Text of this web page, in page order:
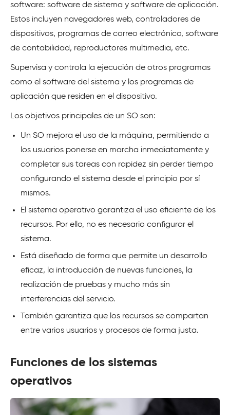
software: software de sistema y software de aplicación.
Estos incluyen navegadores web, controladores de
dispositivos, programas de correo electrónico, software
de contabilidad, reproductores multimedia, etc.
Supervisa y controla la ejecución de otros programas
como el software del sistema y los programas de
aplicación que residen en el dispositivo.
Los objetivos principales de un SO son:
Un SO mejora el uso de la máquina, permitiendo a
los usuarios ponerse en marcha inmediatamente y
completar sus tareas con rapidez sin perder tiempo
configurando el sistema desde el principio por sí
mismos.
El sistema operativo garantiza el uso eficiente de los
recursos. Por ello, no es necesario configurar el
sistema.
Está diseñado de forma que permite un desarrollo
eficaz, la introducción de nuevas funciones, la
realización de pruebas y mucho más sin
interferencias del servicio.
También garantiza que los recursos se compartan
entre varios usuarios y procesos de forma justa.
Funciones de los sistemas
operativos